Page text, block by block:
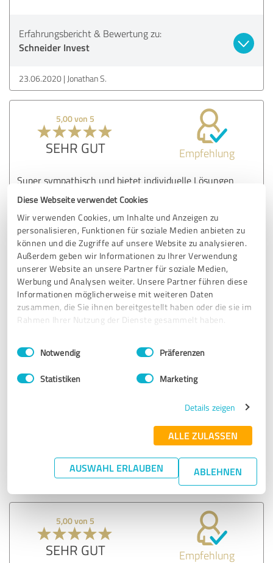
Diese Webseite verwendet Cookies
Wir verwenden Cookies, um Inhalte und Anzeigen zu
personalisieren, Funktionen für soziale Medien anbieten zu
können und die Zugriffe auf unsere Website zu analysieren.
Außerdem geben wir Informationen zu Ihrer Verwendung
unserer Website an unsere Partner für soziale Medien,
Werbung und Analysen weiter. Unsere Partner führen diese
Informationen möglicherweise mit weiteren Daten
zusammen, die Sie ihnen bereitgestellt haben oder die sie im
Rahmen Ihrer Nutzung der Dienste gesammelt haben.
Impressum Datenschutzbestimmungen
Einwilligungsauswahl
Notwendig Präferenzen
Statistiken Marketing
Details zeigen
ALLE ZULASSEN
AUSWAHL ERLAUBEN ABLEHNEN
Erfahrungsbericht & Bewertung zu:
Schneider Invest
23.06.2020 Jonathan S.
5,00 von 5
SEHR GUT Empfehlung
Super sympathisch und bietet individuelle Lösungen
Erfahrungsbericht & Bewertung zu:
Schneider Invest
23.06.2020 Anonym
5,00 von 5
Betreuung waren perfekt von Anfang bis zum Ende.
23.06.2020 D.
5,00 von 5
SEHR GUT Empfehlung